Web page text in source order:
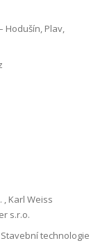
Hodušín, Plav,
, Karl Weiss
s.r.o.
technologie